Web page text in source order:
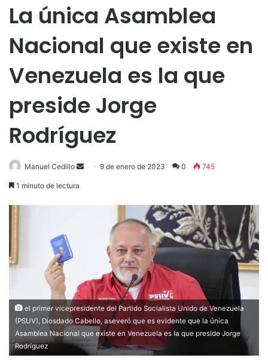
La única Asamblea
Nacional que existe en
Venezuela es la que
preside Jorge
Rodríguez
Manuel Cedillo
Send9 de enero de 2023 0 745
1 minuto de lectura
el primer vicepresidente del Partido Socialista Unido de Venezuela
(PSUV), Diosdado Cabello, aseveró que es evidente que la única
Asamblea Nacional que existe en Venezuela es la que preside Jorge
Rodríguez